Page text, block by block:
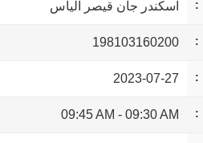
اسكندر جان قيصر الياس
198103160200
2023-07-27
09:30 AM
-
09:45 AM